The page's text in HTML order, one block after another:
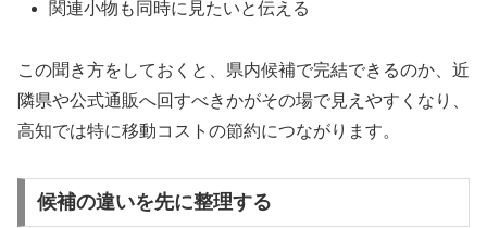
関連小物も同時に見たいと伝える
この聞き方をしておくと、県内候補で完結できるのか、近
隣県や公式通販へ回すべきかがその場で見えやすくなり、
高知では特に移動コストの節約につながります。
候補の違いを先に整理する